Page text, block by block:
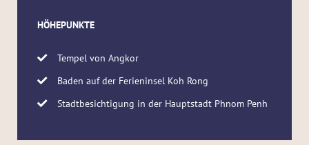
HÖHEPUNKTE
Tempel von Angkor
Baden auf der Ferieninsel Koh Rong
Stadtbesichtigung in der Hauptstadt Phnom Penh